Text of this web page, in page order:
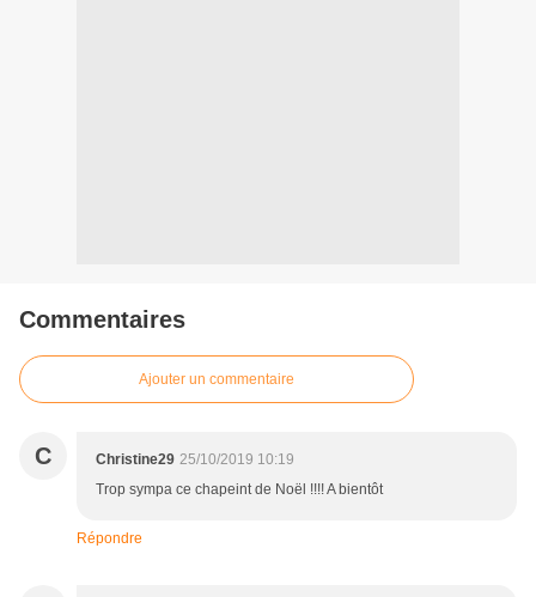
Commentaires
Ajouter un commentaire
C Christine29 25/10/2019 10:19
Trop sympa ce chapeint de Noël !!!! A bientôt
Répondre